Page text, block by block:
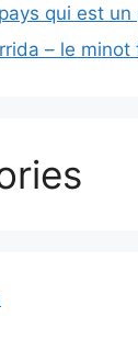
qui est un
– le